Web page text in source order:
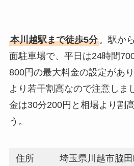
本川越駅まで徒歩5分。駅か
面駐車場で、平日は24時間
800円の最大料金の設定があ
より若干割高なので注意しま
金は30分200円と相場より割
う。
住所 埼玉県川越市脇